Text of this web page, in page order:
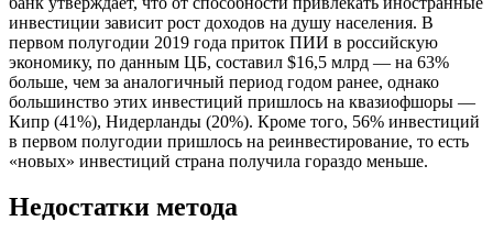
инвестиции зависит рост доходов на душу населения. В
первом полугодии 2019 года приток ПИИ в российскую
экономику, по данным ЦБ, составил $16,5 млрд — на 63%
больше, чем за аналогичный период годом ранее, однако
большинство этих инвестиций пришлось на квазиофшоры —
Кипр (41%), Нидерланды (20%). Кроме того, 56% инвестиций
в первом полугодии пришлось на реинвестирование, то есть
«новых» инвестиций страна получила гораздо меньше.
Недостатки метода